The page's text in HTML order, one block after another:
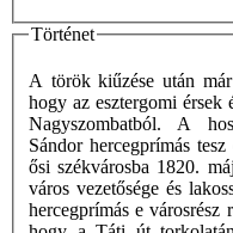
Történet
A török kiűzése után
hogy az esztergomi érsek
Nagyszombatból. A
Sándor hercegprímás
ősi székvárosba 1820.
város vezetősége és
hercegprímás e városrész